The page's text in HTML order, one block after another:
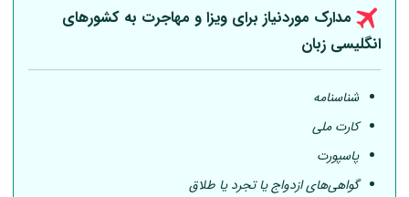
مدارک موردنیاز برای ویزا و مهاجرت به کشورهای
انگلیسی زبان
شناسنامه
کارت ملی
پاسپورت
گواهی‌های ازدواج یا تجرد یا طلاق